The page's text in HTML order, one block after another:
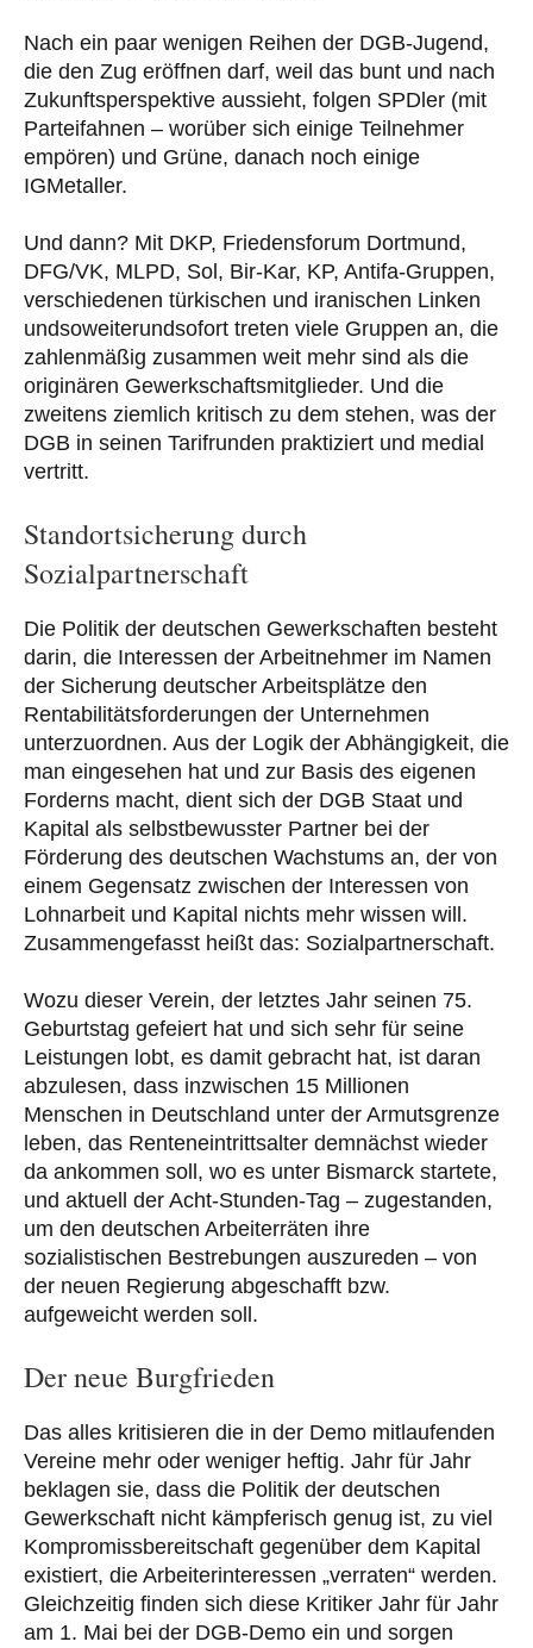
Nach ein paar wenigen Reihen der DGB-Jugend,
die den Zug eröffnen darf, weil das bunt und nach
Zukunftsperspektive aussieht, folgen SPDler (mit
Parteifahnen – worüber sich einige Teilnehmer
empören) und Grüne, danach noch einige
IGMetaller.
Und dann? Mit DKP, Friedensforum Dortmund,
DFG/VK, MLPD, Sol, Bir-Kar, KP, Antifa-Gruppen,
verschiedenen türkischen und iranischen Linken
undsoweiterundsofort treten viele Gruppen an, die
zahlenmäßig zusammen weit mehr sind als die
originären Gewerkschaftsmitglieder. Und die
zweitens ziemlich kritisch zu dem stehen, was der
DGB in seinen Tarifrunden praktiziert und medial
vertritt.
Standortsicherung durch
Sozialpartnerschaft
Die Politik der deutschen Gewerkschaften besteht
darin, die Interessen der Arbeitnehmer im Namen
der Sicherung deutscher Arbeitsplätze den
Rentabilitätsforderungen der Unternehmen
unterzuordnen. Aus der Logik der Abhängigkeit, die
man eingesehen hat und zur Basis des eigenen
Forderns macht, dient sich der DGB Staat und
Kapital als selbstbewusster Partner bei der
Förderung des deutschen Wachstums an, der von
einem Gegensatz zwischen der Interessen von
Lohnarbeit und Kapital nichts mehr wissen will.
Zusammengefasst heißt das: Sozialpartnerschaft.
Wozu dieser Verein, der letztes Jahr seinen 75.
Geburtstag gefeiert hat und sich sehr für seine
Leistungen lobt, es damit gebracht hat, ist daran
abzulesen, dass inzwischen 15 Millionen
Menschen in Deutschland unter der Armutsgrenze
leben, das Renteneintrittsalter demnächst wieder
da ankommen soll, wo es unter Bismarck startete,
und aktuell der Acht-Stunden-Tag – zugestanden,
um den deutschen Arbeiterräten ihre
sozialistischen Bestrebungen auszureden – von
der neuen Regierung abgeschafft bzw.
aufgeweicht werden soll.
Der neue Burgfrieden
Das alles kritisieren die in der Demo mitlaufenden
Vereine mehr oder weniger heftig. Jahr für Jahr
beklagen sie, dass die Politik der deutschen
Gewerkschaft nicht kämpferisch genug ist, zu viel
Kompromissbereitschaft gegenüber dem Kapital
existiert, die Arbeiterinteressen „verraten“ werden.
Gleichzeitig finden sich diese Kritiker Jahr für Jahr
am 1. Mai bei der DGB-Demo ein und sorgen